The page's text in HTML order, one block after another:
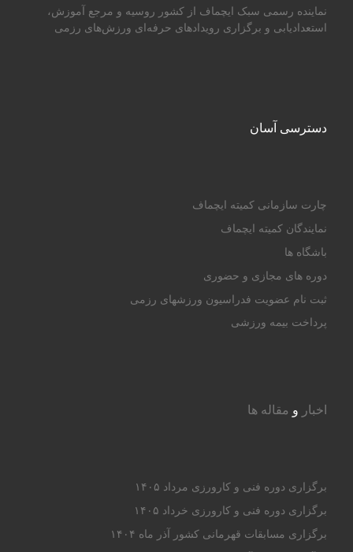
نماینده رسمی سبک ایچماف از کشور روسیه و مرجع آموزش،
استعدادیابی و برگزاری رویدادهای حرفه‌ای ورزش‌های رزمی
دسترسی آسان
چارت سازمانی کمیته ایچماف
نمایندگان کمیته ایچماف
باشگاه ها
دوره های مجازی و حضوری
ثبت نام عضویت فدراسیون ورزشهای رزمی
پرداخت بیمه ورزشی
اخبار و مقاله ها
برگزاری دوره فنی و کارورزی مرداد ۱۴۰۵
برگزاری دوره فنی و کارورزی خرداد ۱۴۰۵
برگزاری مسابقات قهرمانی کشور آذر ماه ۱۴۰۴